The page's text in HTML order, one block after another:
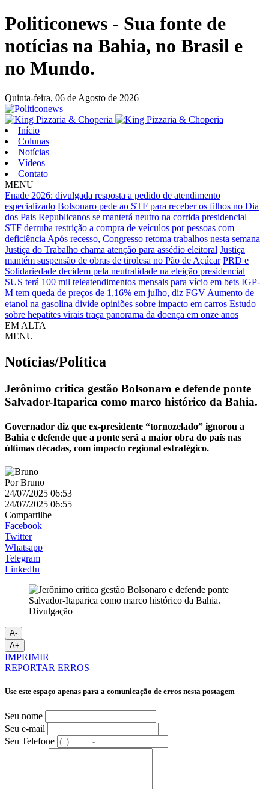
Politiconews - Sua fonte de
notícias na Bahia, no Brasil e
no Mundo.
Quinta-feira, 06 de Agosto de 2026
Início
Colunas
Notícias
Vídeos
Contato
MENU
Enade 2026: divulgada resposta a pedido de atendimento
especializado Bolsonaro pede ao STF para receber os filhos no Dia
dos Pais Republicanos se manterá neutro na corrida presidencial
STF derruba restrição a compra de veículos por pessoas com
deficiência Após recesso, Congresso retoma trabalhos nesta semana
Justiça do Trabalho chama atenção para assédio eleitoral Justiça
mantém suspensão de obras de tirolesa no Pão de Açúcar PRD e
Solidariedade decidem pela neutralidade na eleição presidencial
SUS terá 100 mil teleatendimentos mensais para vício em bets IGP-
M tem queda de preços de 1,16% em julho, diz FGV Aumento de
etanol na gasolina divide opiniões sobre impacto em carros Estudo
sobre hepatites virais traça panorama da doença em onze anos
EM ALTA
MENU
Notícias/Política
Jerônimo critica gestão Bolsonaro e defende ponte
Salvador-Itaparica como marco histórico da Bahia.
Governador diz que ex-presidente “tornozelado” ignorou a
Bahia e defende que a ponte será a maior obra do país nas
últimas décadas, com impacto regional estratégico.
PorBruno
24/07/2025 06:53
24/07/2025 06:55
Compartilhe
Facebook
Twitter
Whatsapp
Telegram
LinkedIn
Divulgação
A-
A+
IMPRIMIR
REPORTAR ERROS
Use este espaço apenas para a comunicação de erros nesta postagem
Seu nome
Seu e-mail
Seu Telefone